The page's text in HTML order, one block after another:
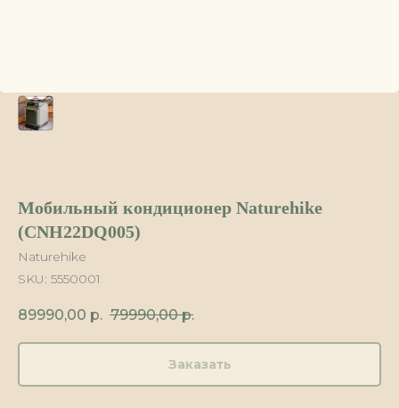
Мобильный кондиционер Naturehike
(CNH22DQ005)
Naturehike
SKU: 5550001
89990,00 р. 79990,00 р.
Заказать